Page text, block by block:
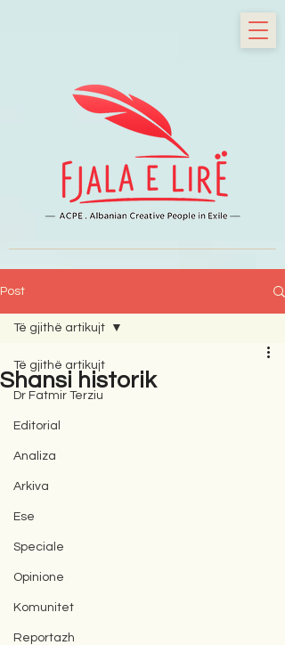
Post
Të gjithë artikujt
Dr Fatmir Terziu
Editorial
Analiza
Arkiva
Ese
Speciale
Opinione
Komunitet
Reportazh
Të gjithë artikujt
Shansi historik